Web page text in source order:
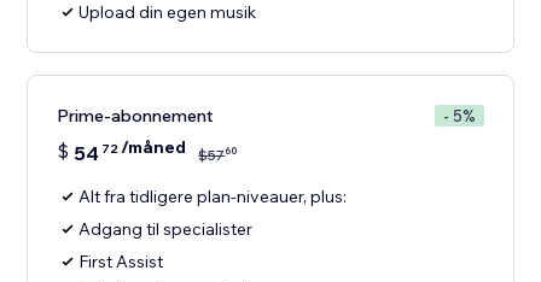
Upload din egen musik
Prime-abonnement - 5%
$ 54 72/måned $5760
Alt fra tidligere plan-niveauer, plus:
Adgang til specialister
First Assist